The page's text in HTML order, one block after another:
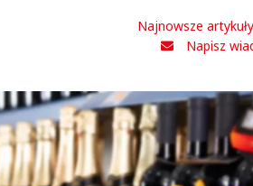
Najnowsze
Napisz